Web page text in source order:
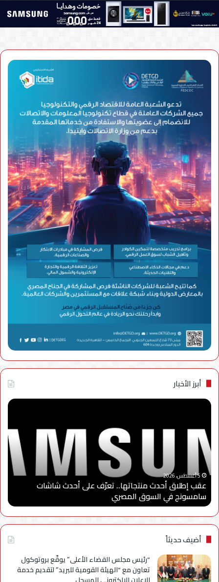
أبرز الأخبار
عقب
منتجاتها..
تعرّف
على
أحدث
شاشات
سامسونج
في
السوق
المصري
5 أغسطس، 2026
عقب إطلاق أحدث منتجاتها.. تعرّف على أحدث شاشات
سامسونج في السوق المصري
مع
أضيف حديثاً
“رئيس مجلس القضاء الأعلى” يوقّع بروتوكول
تعاون مع “الهيئة القومية للبريد” لتقديم خدمة